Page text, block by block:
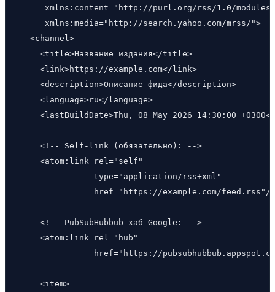
xmlns:content="http://purl.org/rss/1.0/
     xmlns:media="http://search.yahoo.com/mrss/">
  <channel>
    <title>Название издания</title>
    <link>https://example.com</link>
    <description>Описание фида</description>
    <language>ru</language>
<lastBuildDate>Thu, 08 May 2026 14:30:00
    <!-- Self-link (обязательно): -->
    <atom:link rel="self"
               type="application/rss+xml"
               href="https://example.com/feed.rss"/>
    <!-- PubSubHubbub хаб Google: -->
    <atom:link rel="hub"
href="https://
    <item>